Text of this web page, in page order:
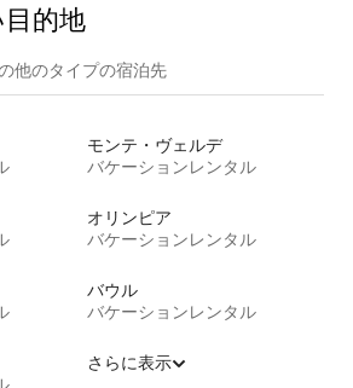
的⁠地
他のタ⁠イ⁠プ⁠の宿⁠泊⁠先
モンテ・ヴェルデ
バケーションレンタル
オリンピア
バケーションレンタル
バウル
バケーションレンタル
さらに表示